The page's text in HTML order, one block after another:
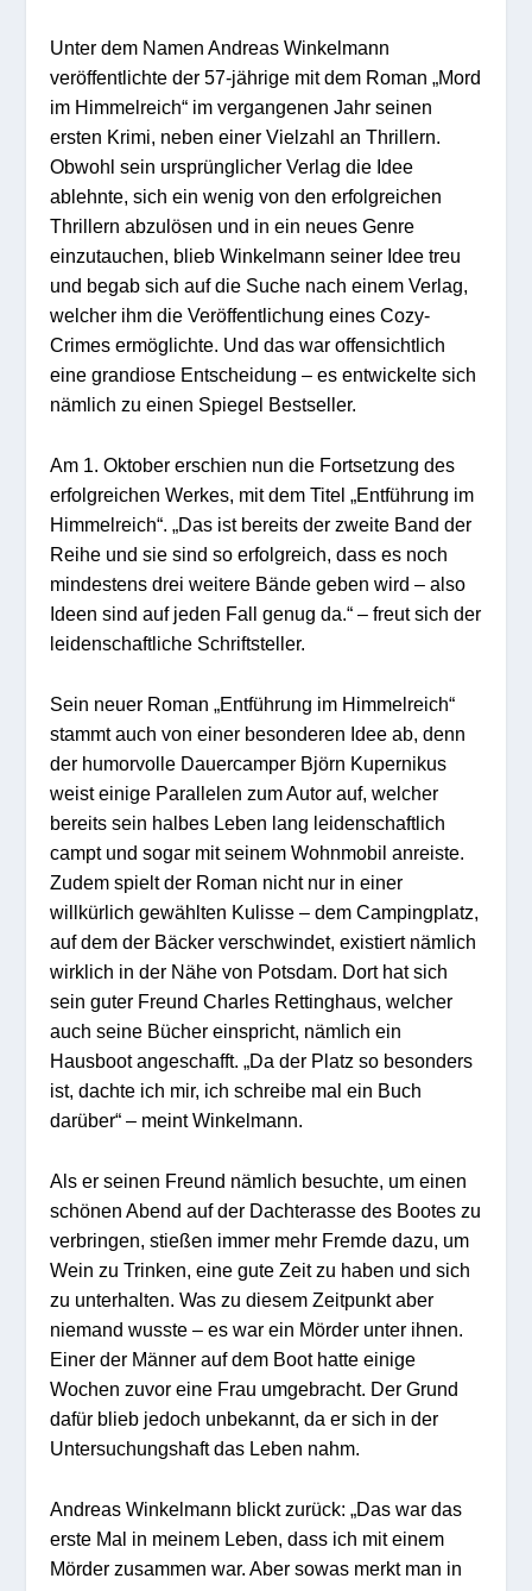
Unter dem Namen Andreas Winkelmann
veröffentlichte der 57-jährige mit dem Roman „Mord
im Himmelreich“ im vergangenen Jahr seinen
ersten Krimi, neben einer Vielzahl an Thrillern.
Obwohl sein ursprünglicher Verlag die Idee
ablehnte, sich ein wenig von den erfolgreichen
Thrillern abzulösen und in ein neues Genre
einzutauchen, blieb Winkelmann seiner Idee treu
und begab sich auf die Suche nach einem Verlag,
welcher ihm die Veröffentlichung eines Cozy-
Crimes ermöglichte. Und das war offensichtlich
eine grandiose Entscheidung – es entwickelte sich
nämlich zu einen Spiegel Bestseller.
Am 1. Oktober erschien nun die Fortsetzung des
erfolgreichen Werkes, mit dem Titel „Entführung im
Himmelreich“. „Das ist bereits der zweite Band der
Reihe und sie sind so erfolgreich, dass es noch
mindestens drei weitere Bände geben wird – also
Ideen sind auf jeden Fall genug da.“ – freut sich der
leidenschaftliche Schriftsteller.
Sein neuer Roman „Entführung im Himmelreich“
stammt auch von einer besonderen Idee ab, denn
der humorvolle Dauercamper Björn Kupernikus
weist einige Parallelen zum Autor auf, welcher
bereits sein halbes Leben lang leidenschaftlich
campt und sogar mit seinem Wohnmobil anreiste.
Zudem spielt der Roman nicht nur in einer
willkürlich gewählten Kulisse – dem Campingplatz,
auf dem der Bäcker verschwindet, existiert nämlich
wirklich in der Nähe von Potsdam. Dort hat sich
sein guter Freund Charles Rettinghaus, welcher
auch seine Bücher einspricht, nämlich ein
Hausboot angeschafft. „Da der Platz so besonders
ist, dachte ich mir, ich schreibe mal ein Buch
darüber“ – meint Winkelmann.
Als er seinen Freund nämlich besuchte, um einen
schönen Abend auf der Dachterasse des Bootes zu
verbringen, stießen immer mehr Fremde dazu, um
Wein zu Trinken, eine gute Zeit zu haben und sich
zu unterhalten. Was zu diesem Zeitpunkt aber
niemand wusste – es war ein Mörder unter ihnen.
Einer der Männer auf dem Boot hatte einige
Wochen zuvor eine Frau umgebracht. Der Grund
dafür blieb jedoch unbekannt, da er sich in der
Untersuchungshaft das Leben nahm.
Andreas Winkelmann blickt zurück: „Das war das
erste Mal in meinem Leben, dass ich mit einem
Mörder zusammen war. Aber sowas merkt man in